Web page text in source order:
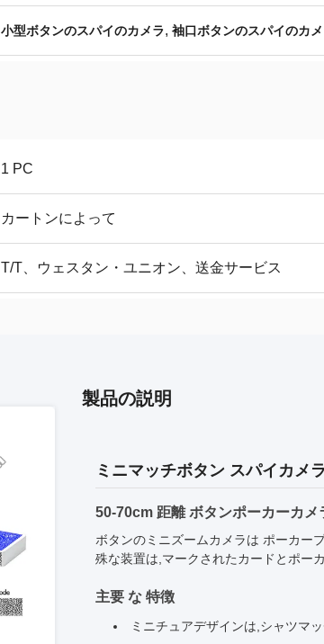
小型ボタンのスパイのカメラ, 袖口ボタンのスパイのカメ
1 PC
カートンによって
T/T、ウェスタン・ユニオン、送金サービス
製品の説明
ミニマッチボタン スパイカメ
50-70cm 距離 ボタンポーカーカメ
ボタンのミニズームカメラは ポーカー
殊な装置は,マークされたカードとポー
主要 な 特徴
ミニチュアデザインは,シャツマ